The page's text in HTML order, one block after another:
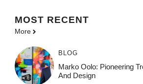
MOST RECENT
More
BLOG
Marko Oolo: Pioneering
And Design